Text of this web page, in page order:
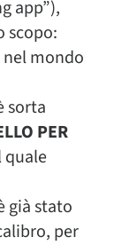
app”),
scopo:
mondo
sorta
PER
quale
già stato
per